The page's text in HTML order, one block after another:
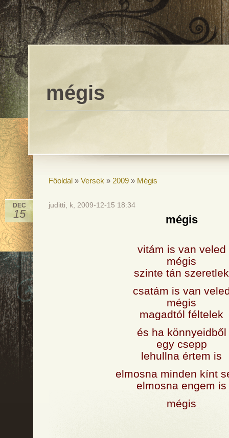
mégis
Főoldal » Versek » 2009 » Mégis
DEC
15
juditti, k, 2009-12-15 18:34
mégis
vitám is van veled
mégis
szinte tán szeretlek
csatám is van
mégis
magadtól féltelek
és ha könnyeidből
egy csepp
lehullna értem is
elmosna minden kínt
elmosna engem is
mégis